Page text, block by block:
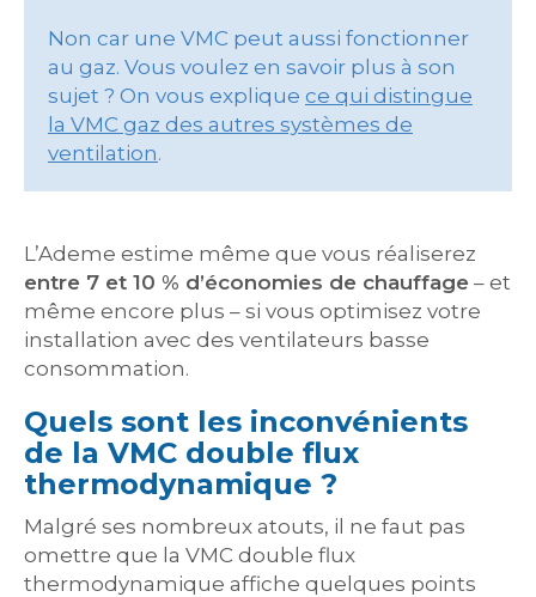
Non car une VMC peut aussi fonctionner
au gaz. Vous voulez en savoir plus à son
sujet ? On vous explique ce qui distingue
la VMC gaz des autres systèmes de
ventilation.
L’Ademe estime même que vous réaliserez
entre 7 et 10 % d’économies de chauffage – et
même encore plus – si vous optimisez votre
installation avec des ventilateurs basse
consommation.
Quels sont les inconvénients
de la VMC double flux
thermodynamique ?
Malgré ses nombreux atouts, il ne faut pas
omettre que la VMC double flux
thermodynamique affiche quelques points